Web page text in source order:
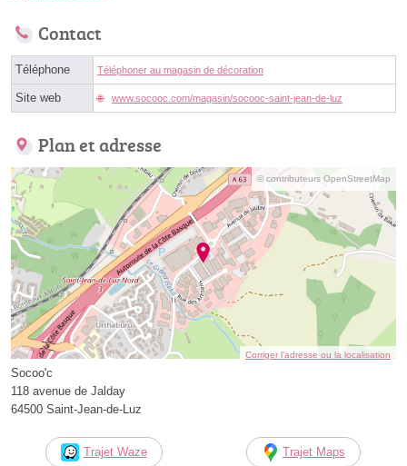
Contact
Téléphone Téléphoner au magasin de décoration
Site web www.socooc.com/magasin/socooc-saint-jean-de-luz
Plan et adresse
© contributeurs OpenStreetMap
Corriger l’adresse ou la localisation
Socoo'c
118 avenue de Jalday
64500 Saint-Jean-de-Luz
Trajet Waze Trajet Maps